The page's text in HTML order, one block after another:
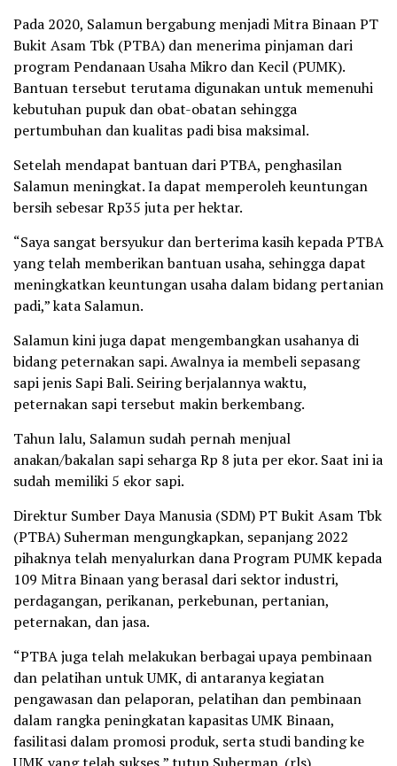
Pada 2020, Salamun bergabung menjadi Mitra Binaan PT
Bukit Asam Tbk (PTBA) dan menerima pinjaman dari
program Pendanaan Usaha Mikro dan Kecil (PUMK).
Bantuan tersebut terutama digunakan untuk memenuhi
kebutuhan pupuk dan obat-obatan sehingga
pertumbuhan dan kualitas padi bisa maksimal.
Setelah mendapat bantuan dari PTBA, penghasilan
Salamun meningkat. Ia dapat memperoleh keuntungan
bersih sebesar Rp35 juta per hektar.
“Saya sangat bersyukur dan berterima kasih kepada PTBA
yang telah memberikan bantuan usaha, sehingga dapat
meningkatkan keuntungan usaha dalam bidang pertanian
padi,” kata Salamun.
Salamun kini juga dapat mengembangkan usahanya di
bidang peternakan sapi. Awalnya ia membeli sepasang
sapi jenis Sapi Bali. Seiring berjalannya waktu,
peternakan sapi tersebut makin berkembang.
Tahun lalu, Salamun sudah pernah menjual
anakan/bakalan sapi seharga Rp 8 juta per ekor. Saat ini ia
sudah memiliki 5 ekor sapi.
Direktur Sumber Daya Manusia (SDM) PT Bukit Asam Tbk
(PTBA) Suherman mengungkapkan, sepanjang 2022
pihaknya telah menyalurkan dana Program PUMK kepada
109 Mitra Binaan yang berasal dari sektor industri,
perdagangan, perikanan, perkebunan, pertanian,
peternakan, dan jasa.
“PTBA juga telah melakukan berbagai upaya pembinaan
dan pelatihan untuk UMK, di antaranya kegiatan
pengawasan dan pelaporan, pelatihan dan pembinaan
dalam rangka peningkatan kapasitas UMK Binaan,
fasilitasi dalam promosi produk, serta studi banding ke